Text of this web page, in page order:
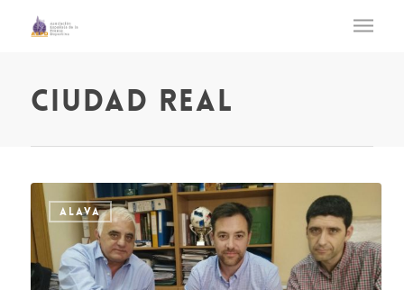
ciudad real
ALAVA